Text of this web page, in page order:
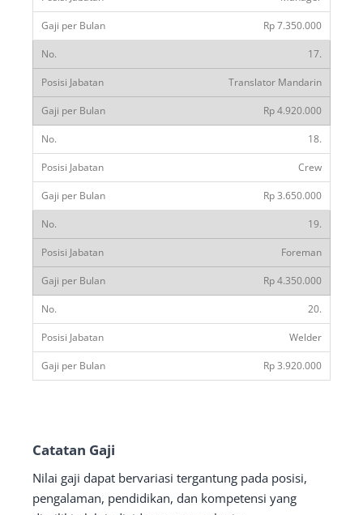
Rp 7.350.000
17.
Translator Mandarin
Rp 4.920.000
18.
Crew
Rp 3.650.000
19.
Foreman
Rp 4.350.000
20.
Welder
Rp 3.920.000
Catatan Gaji
Nilai gaji dapat bervariasi tergantung pada posisi,
pengalaman, pendidikan, dan kompetensi yang